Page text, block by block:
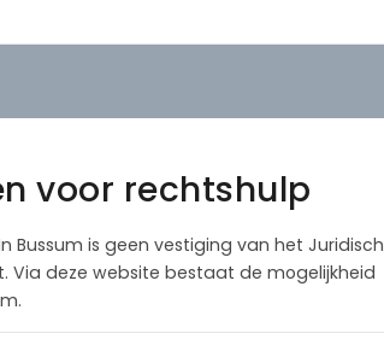
voor rechtshulp
Bussum is geen vestiging van het Juridisch
Via deze website bestaat de mogelijkheid